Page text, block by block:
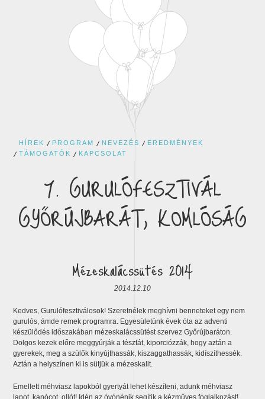
HÍREK PROGRAM NEVEZÉS
EREDMÉNYEK
TÁMOGATÓK
KAPCSOLAT
7. GURULÓFESZTIVÁL
GYŐRÚJBARÁT, KOMLÓSÁG
Mézeskalácssütés 2014
2014.12.10
Kedves, Gurulófesztiválosok! Szeretnélek meghívni benneteket egy nem
gurulós, ámde remek programra. Egyesületünk évek óta az adventi
készülődés időszakában mézeskalácssütést szervez Győrújbaráton.
Dolgos kezek előre meggyúrják a tésztát, kiporciózzák, hogy aztán a
gyerekek, meg a szülők kinyújthassák, kiszaggathassák, kidíszíthessék.
Aztán a helyszínen ki is sütjük a mézeskalit.
Emellett méhviasz lapokból gyertyát lehet készíteni, adunk méhviasz
lapot, kanócot, ollót! Idén az óvónénik segítik a kézműves foglalkozást!